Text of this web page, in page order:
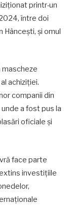
printr-un
între doi
Hâncești, și omul
achiziției.
companii din
unde a fost pus la
oficiale și
face parte
extins investițiile